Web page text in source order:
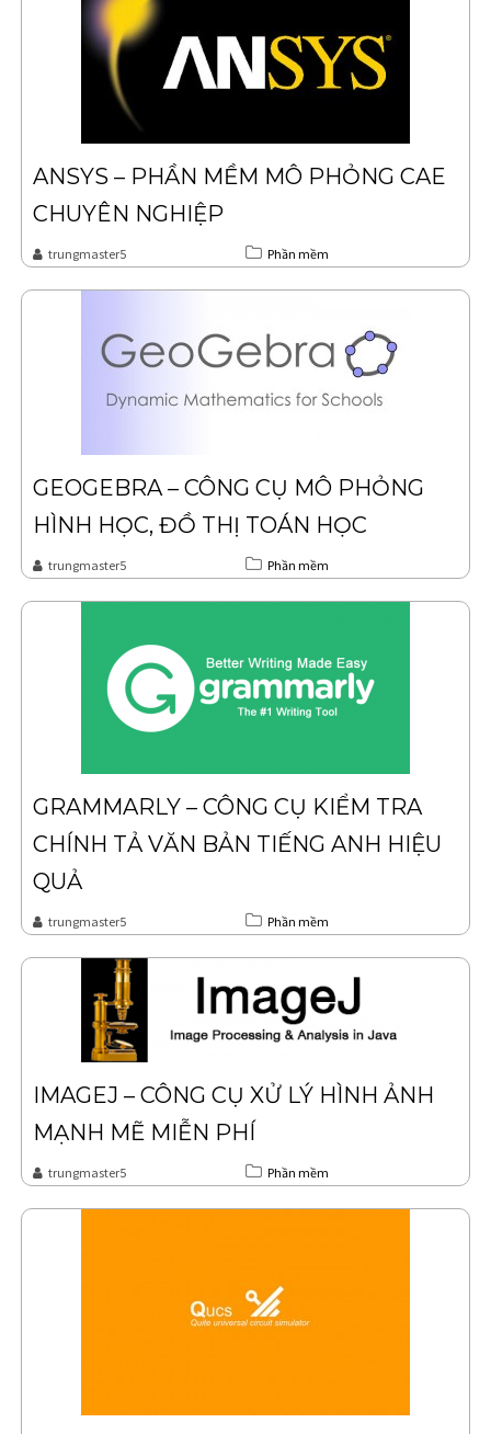
ANSYS – PHẦN MỀM MÔ PHỎNG CAE
CHUYÊN NGHIỆP
trungmaster5 Phần mềm
GEOGEBRA – CÔNG CỤ MÔ PHỎNG
HÌNH HỌC, ĐỒ THỊ TOÁN HỌC
trungmaster5 Phần mềm
GRAMMARLY – CÔNG CỤ KIỂM TRA
CHÍNH TẢ VĂN BẢN TIẾNG ANH HIỆU
QUẢ
trungmaster5 Phần mềm
IMAGEJ – CÔNG CỤ XỬ LÝ HÌNH ẢNH
MẠNH MẼ MIỄN PHÍ
trungmaster5 Phần mềm